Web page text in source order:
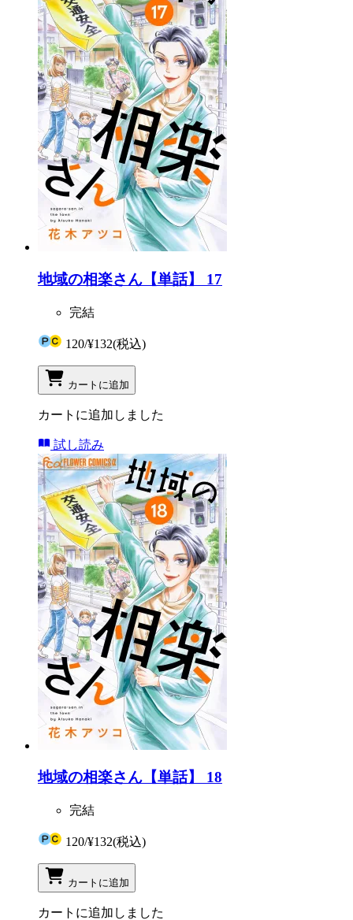
地域の相楽さん【単話】 17
完結
120/¥132(税込)
カートに追加
カートに追加しました
試し読み
地域の相楽さん【単話】 18
完結
120/¥132(税込)
カートに追加
カートに追加しました